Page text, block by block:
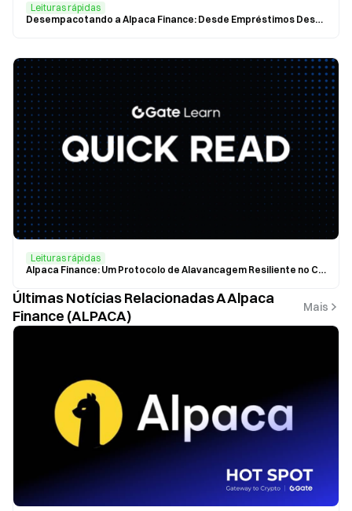
Leituras rápidas
Desempacotando a Alpaca Finance: Desde Empréstimos Descentralizados até Mineração de Liquidez
Leituras rápidas
Alpaca Finance: Um Protocolo de Alavancagem Resiliente no Crescente Cenário de DeFi
Últimas Notícias Relacionadas A Alpaca
Finance (ALPACA)
Mais